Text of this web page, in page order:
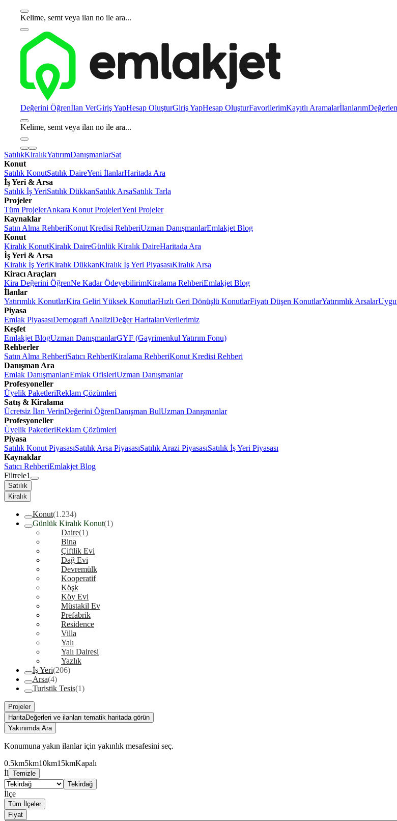
Kelime, semt veya ilan no ile ara...
Değerini Öğrenİlan VerGiriş YapHesap OluşturGiriş YapHesap OluşturFavorilerimKayıtlı Aramalarİlanlarım
Kelime, semt veya ilan no ile ara...
SatılıkKiralıkYatırımDanışmanlarSat
Konut
Satılık KonutSatılık DaireYeni İlanlarHaritada Ara
İş Yeri & Arsa
Satılık İş YeriSatılık DükkanSatılık ArsaSatılık Tarla
Projeler
Tüm ProjelerAnkara Konut ProjeleriYeni Projeler
Kaynaklar
Satın Alma RehberiKonut Kredisi RehberiUzman DanışmanlarEmlakjet Blog
Konut
Kiralık KonutKiralık DaireGünlük Kiralık DaireHaritada Ara
İş Yeri & Arsa
Kiralık İş YeriKiralık DükkanKiralık İş Yeri PiyasasıKiralık Arsa
Kiracı Araçları
Kira Değerini ÖğrenNe Kadar ÖdeyebilirimKiralama RehberiEmlakjet Blog
İlanlar
Yatırımlık KonutlarKira Geliri Yüksek KonutlarHızlı Geri Dönüşlü KonutlarFiyatı Düşen KonutlarYatırımlık Arsalar
Piyasa
Emlak PiyasasıDemografi AnaliziDeğer HaritalarıVerilerimiz
Keşfet
Emlakjet BlogUzman DanışmanlarGYF (Gayrimenkul Yatırım Fonu)
Rehberler
Satın Alma RehberiSatıcı RehberiKiralama RehberiKonut Kredisi Rehberi
Danışman Ara
Emlak DanışmanlarıEmlak OfisleriUzman Danışmanlar
Profesyoneller
Üyelik PaketleriReklam Çözümleri
Satış & Kiralama
Ücretsiz İlan VerinDeğerini ÖğrenDanışman BulUzman Danışmanlar
Profesyoneller
Üyelik PaketleriReklam Çözümleri
Piyasa
Satılık Konut PiyasasıSatılık Arsa PiyasasıSatılık Arazi PiyasasıSatılık İş Yeri Piyasası
Kaynaklar
Satıcı RehberiEmlakjet Blog
Filtrele1
Satılık
Kiralık
Konut(1.234)
Günlük Kiralık Konut(1)
Daire(1)
Bina
Çiftlik Evi
Dağ Evi
Devremülk
Kooperatif
Köşk
Köy Evi
Müstakil Ev
Prefabrik
Residence
Villa
Yalı
Yalı Dairesi
Yazlık
İş Yeri(206)
Arsa(4)
Turistik Tesis(1)
Projeler
HaritaDeğerleri ve ilanları tematik haritada görün
Yakınımda Ara
Konumuna yakın ilanlar için yakınlık mesafesini seç.
0.5km5km10km15kmKapalı
İl Temizle
Tekirdağ
İlçe
Tüm İlçeler
Fiyat